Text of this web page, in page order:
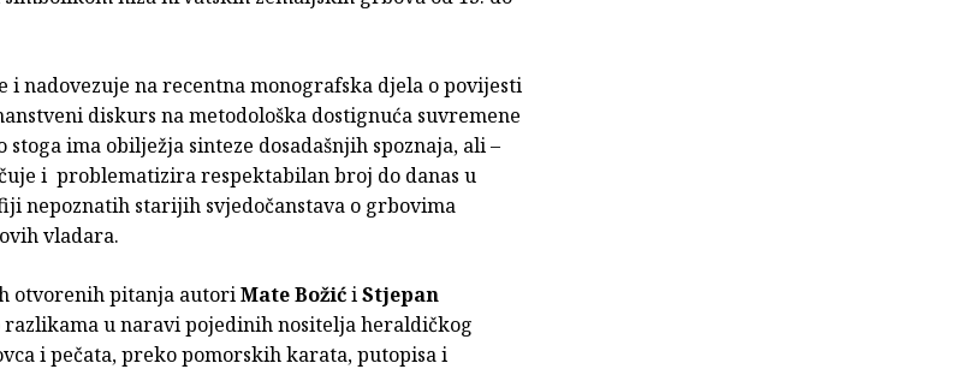
i nadovezuje na recentna monografska djela o povijesti
diskurs na metodološka dostignuća suvremene
ima obilježja sinteze dosadašnjih spoznaja, ali –
i problematizira respektabilan broj do danas u
nepoznatih starijih svjedočanstava o grbovima
vladara.
otvorenih pitanja autoriMate BožićiStjepan
razlikama u naravi pojedinih nositelja heraldičkog
i pečata, preko pomorskih karata, putopisa i